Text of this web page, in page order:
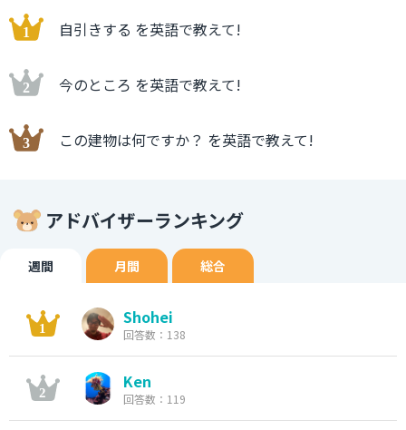
自引きする を英語で教えて!
今のところ を英語で教えて!
この建物は何ですか？ を英語で教えて!
アドバイザーランキング
週間 月間 総合
Shohei
回答数：138
Ken
回答数：119